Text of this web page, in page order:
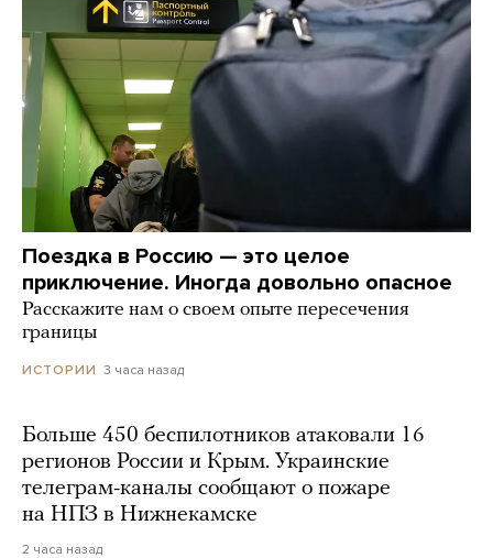
Поездка в Россию — это целое
приключение. Иногда довольно опасное
Расскажите нам о своем опыте пересечения
границы
ИСТОРИИ 3 часа назад
Больше 450 беспилотников атаковали 16
регионов России и Крым. Украинские
телеграм-каналы сообщают о пожаре
на НПЗ в Нижнекамске
2 часа назад